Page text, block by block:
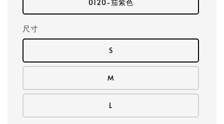
0120-茄紫色
尺寸
S
M
L